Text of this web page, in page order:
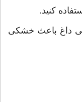
کنید.
داغ باعث خشکی